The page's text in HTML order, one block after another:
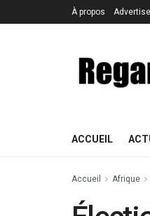
À propos Advertise
ACCUEIL
Accueil Afrique